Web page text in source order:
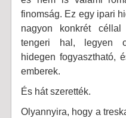
finomság. Ez egy ipari
nagyon konkrét
tengeri hal, legyen
hidegen fogyasztható,
emberek.
És hát szerették.
Olyannyira, hogy a